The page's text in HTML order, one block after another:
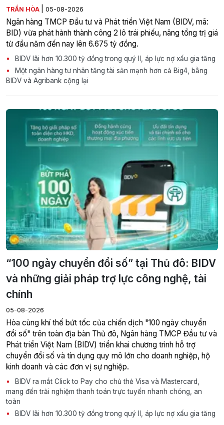
TRẦN HÒA 05-08-2026
Ngân hàng TMCP Đầu tư và Phát triển Việt Nam (BIDV, mã:
BID) vừa phát hành thành công 2 lô trái phiếu, nâng tổng trị giá
từ đầu năm đến nay lên 6.675 tỷ đồng.
BIDV lãi hơn 10.300 tỷ đồng trong quý II, áp lực nợ xấu gia tăng
Một ngân hàng tư nhân tăng tài sản mạnh hơn cả Big4, bằng
BIDV và Agribank cộng lại
“100 ngày chuyển đổi số” tại Thủ đô: BIDV
và những giải pháp trợ lực công nghệ, tài
chính
05-08-2026
Hòa cùng khí thế bứt tốc của chiến dịch "100 ngày chuyển
đổi số" trên toàn địa bàn Thủ đô, Ngân hàng TMCP Đầu tư và
Phát triển Việt Nam (BIDV) triển khai chương trình hỗ trợ
chuyển đổi số và tín dụng quy mô lớn cho doanh nghiệp, hộ
kinh doanh và các đơn vị sự nghiệp.
BIDV ra mắt Click to Pay cho chủ thẻ Visa và Mastercard,
mang đến trải nghiệm thanh toán trực tuyến nhanh chóng, an
toàn
BIDV lãi hơn 10.300 tỷ đồng trong quý II, áp lực nợ xấu gia tăng